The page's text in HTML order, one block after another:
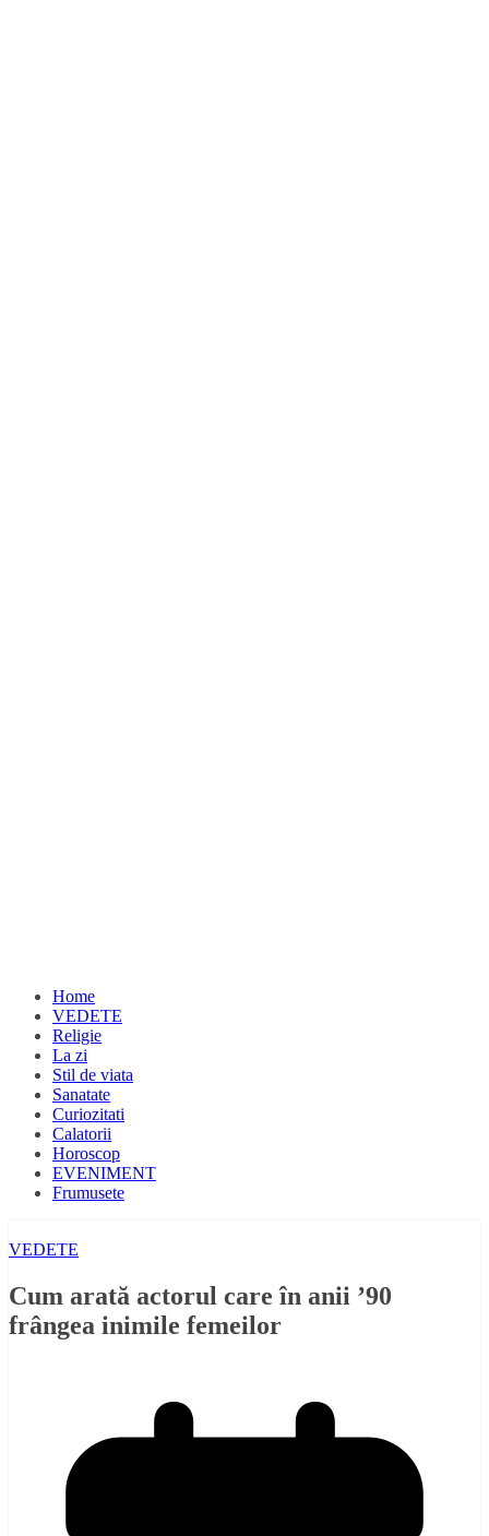
Home
VEDETE
Religie
La zi
Stil de viata
Sanatate
Curiozitati
Calatorii
Horoscop
EVENIMENT
Frumusete
VEDETE
Cum arată actorul care în anii ’90
frângea inimile femeilor